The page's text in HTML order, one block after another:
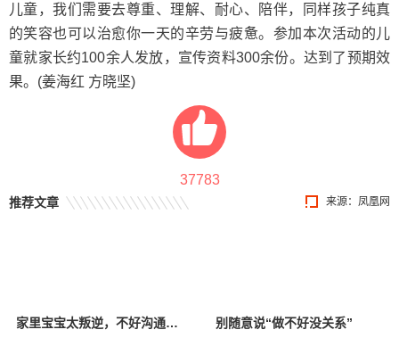
儿童，我们需要去尊重、理解、耐心、陪伴，同样孩子纯真
的笑容也可以治愈你一天的辛劳与疲惫。参加本次活动的儿
童就家长约100余人发放，宣传资料300余份。达到了预期效
果。(姜海红 方晓坚)
37783
来源：凤凰网
推荐文章
家里宝宝太叛逆，不好沟通？或许是家长的原因 别随意说“做不好没关系”